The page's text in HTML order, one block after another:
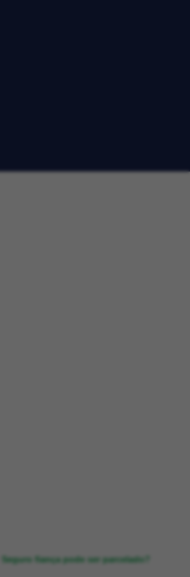
Seguro fiança pode ser parcelado?